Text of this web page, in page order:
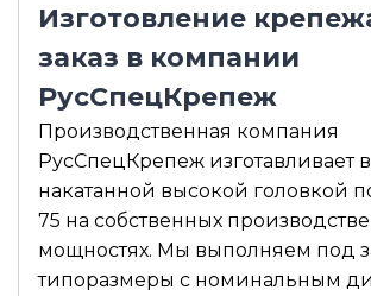
Изготовление
заказ в компании
РусСпецКрепеж
Производственная компания
РусСпецКрепеж изготавливает
накатанной высокой головкой
75 на собственных
мощностях. Мы выполняем под
типоразмеры с номинальным